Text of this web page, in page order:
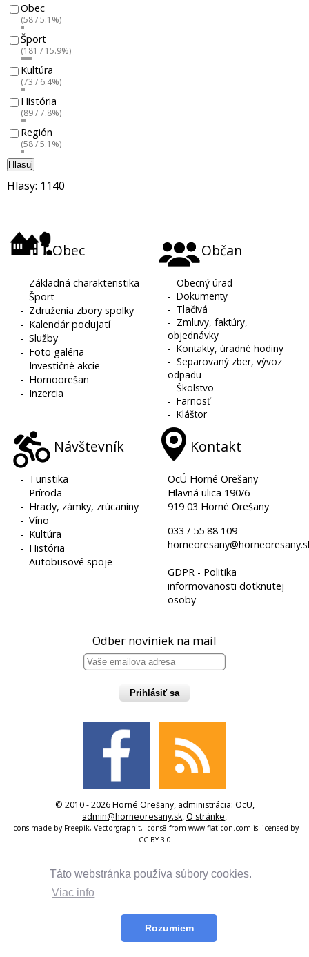
Táto webstránka používa súbory cookies.
Viac info
Rozumiem
Obec
(58 / 5.1%)
Šport
(181 / 15.9%)
Kultúra
(73 / 6.4%)
História
(89 / 7.8%)
Región
(58 / 5.1%)
Hlasuj
Hlasy: 1140
Obec
- Základná charakteristika
-Šport
- Združenia zbory spolky
- Kalendár podujatí
-Služby
- Foto galéria
- Investičné akcie
- Hornoorešan
- Inzercia
Občan
-Obecný úrad
-Dokumenty
- Tlačivá
- Zmluvy, faktúry,
objednávky
-Kontakty, úradné hodiny
-Separovaný zber, vývoz
odpadu
-Školstvo
-Farnosť
-Kláštor
Návštevník
- Turistika
- Príroda
- Hrady, zámky, zrúcaniny
-Víno
- Kultúra
- História
-Autobusové spoje
Kontakt
OcÚ Horné Orešany
Hlavná ulica 190/6
919 03 Horné Orešany
033 / 55 88 109
GDPR - Politika
informovanosti dotknutej
osoby
Odber noviniek na mail
Prihlásiť sa
© 2010 - 2026 Horné Orešany, administrácia: OcU,
admin@horneoresany.sk, O stránke,
Icons made by Freepik, Vectorgraphit, Icons8 from www.flaticon.com is licensed by
CC BY 3.0